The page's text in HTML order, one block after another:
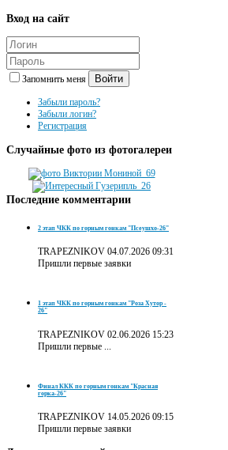
Вход на сайт
Запомнить меня Войти
Забыли пароль?
Забыли логин?
Регистрация
Случайные фото из фотогалереи
Последние комментарии
2 этап ЧКК по горным гонкам "Псеушхо-26"
TRAPEZNIKOV 04.07.2026 09:31
Пришли первые заявки
1 этап ЧКК по горным гонкам "Роза Хутор -
26"
TRAPEZNIKOV 02.06.2026 15:23
Пришли первые ...
Финал ККК по горным гонкам "Красная
горка-26"
TRAPEZNIKOV 14.05.2026 09:15
Пришли первые заявки